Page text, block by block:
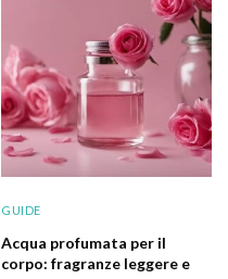
GUIDE
Acqua profumata per il
corpo: fragranze leggere e